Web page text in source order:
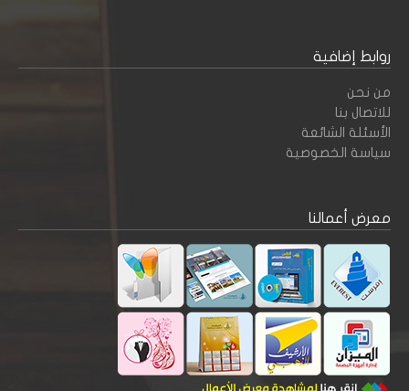
روابط إضافية
من نحن
للاتصال بنا
الأسئلة الشائعة
سياسة الخصوصية
معرض أعمالنا